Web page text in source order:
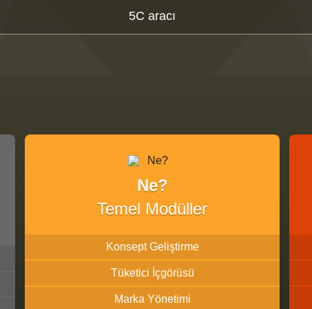
5C aracı
Ne?
Temel Modüller
Konsept Geliştirme
Tüketici İçgörüsü
Marka Yönetimi